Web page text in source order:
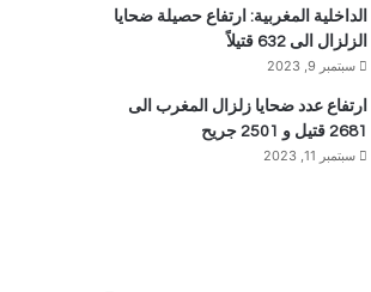
الداخلية المغربية: ارتفاع حصيلة ضحايا
الزلزال الى 632 قتيلاً
سبتمبر 9, 2023
ارتفاع عدد ضحايا زلزال المغرب الى
2681 قتيل و 2501 جريح
سبتمبر 11, 2023